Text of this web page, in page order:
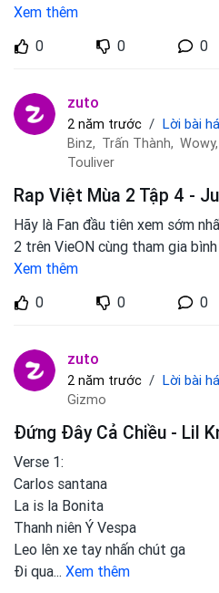
Xem thêm
0
0 0
zuto
2 năm trước Lời bài
Binz, Trấn Thành, Wowy,
Touliver
Rap Việt Mùa 2 Tập 4 -
Hãy là Fan đầu tiên xem sớm
2 trên VieON cùng tham gia
Xem thêm
0
0 0
zuto
2 năm trước Lời bài
Gizmo
Đứng Đây Cả Chiều - Lil
Verse 1:
Carlos santana
La is la Bonita
Thanh niên Ý Vespa
Leo lên xe tay nhấn chút ga
Đi qua... Xem thêm